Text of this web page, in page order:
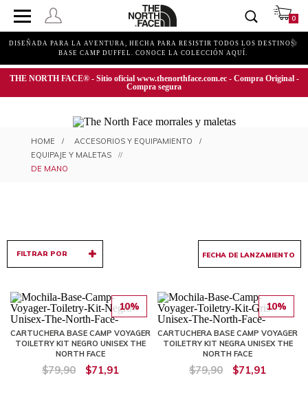
0
DISEÑADA PARA LA AVENTURA, HECHA PARA RESISTIR TODOS LOS DESTINOS.
BASE CAMP DUFFEL. CONOCE LA COLECCIÓN AQUÍ.
THE NORTH FACE® - Sitio oficial www.thenorthface.com.ec - Compra Original -
Compra segura
MALETAS DE MANO
ACCESORIOS Y EQUIPAMIENTO
EQUIPAJE Y MALETAS
DE MANO
FILTRAR POR
10%
CARTUCHERA BASE CAMP VOYAGER
TOILETRY KIT NEGRO UNISEX THE
NORTH FACE
$79,90 $71,91
10%
CARTUCHERA BASE CAMP VOYAGER
TOILETRY KIT NEGRA UNISEX THE
NORTH FACE
$79,90 $71,91